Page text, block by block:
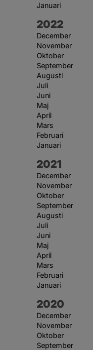
Januari
År:
2022
December
November
Oktober
September
Augusti
Juli
Juni
Maj
April
Mars
Februari
Januari
År:
2021
December
November
Oktober
September
Augusti
Juli
Juni
Maj
April
Mars
Februari
Januari
År:
2020
December
November
Oktober
September